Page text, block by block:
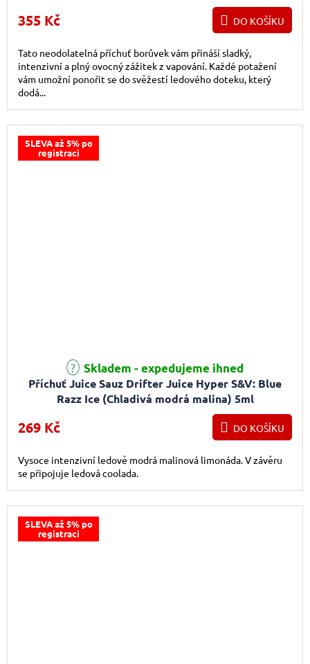
355 Kč DO KOŠÍKU
Tato neodolatelná příchuť borůvek vám přináší sladký,
intenzivní a plný ovocný zážitek z vapování. Každé potažení
vám umožní ponořit se do svěžestí ledového doteku, který
dodá...
SLEVA až 5% po
registraci
Příchuť Juice Sauz Drifter Juice Hyper S&V: Blue
Razz Ice (Chladivá modrá malina) 5ml
Skladem - expedujeme ihned
269 Kč DO KOŠÍKU
Vysoce intenzivní ledově modrá malinová limonáda. V závěru
se připojuje ledová coolada.
SLEVA až 5% po
registraci